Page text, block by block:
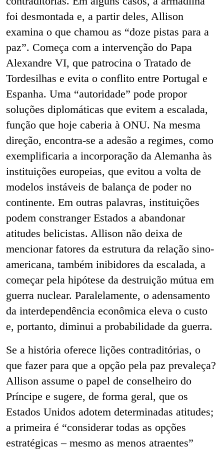
foi desmontada e, a partir deles, Allison
examina o que chamou as “doze pistas para a
paz”. Começa com a intervenção do Papa
Alexandre VI, que patrocina o Tratado de
Tordesilhas e evita o conflito entre Portugal e
Espanha. Uma “autoridade” pode propor
soluções diplomáticas que evitem a escalada,
função que hoje caberia à ONU. Na mesma
direção, encontra-se a adesão a regimes, como
exemplificaria a incorporação da Alemanha às
instituições europeias, que evitou a volta de
modelos instáveis de balança de poder no
continente. Em outras palavras, instituições
podem constranger Estados a abandonar
atitudes belicistas. Allison não deixa de
mencionar fatores da estrutura da relação sino-
americana, também inibidores da escalada, a
começar pela hipótese da destruição mútua em
guerra nuclear. Paralelamente, o adensamento
da interdependência econômica eleva o custo
e, portanto, diminui a probabilidade da guerra.
Se a história oferece lições contraditórias, o
que fazer para que a opção pela paz prevaleça?
Allison assume o papel de conselheiro do
Príncipe e sugere, de forma geral, que os
Estados Unidos adotem determinadas atitudes;
a primeira é “considerar todas as opções
estratégicas – mesmo as menos atraentes”